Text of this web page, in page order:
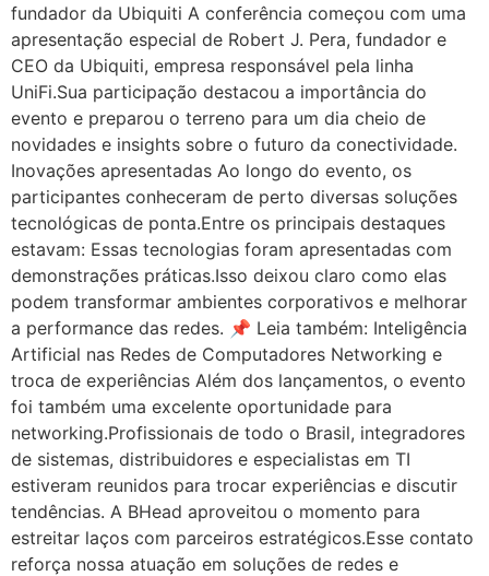
fundador da Ubiquiti A conferência começou com uma
apresentação especial de Robert J. Pera, fundador e
CEO da Ubiquiti, empresa responsável pela linha
UniFi.Sua participação destacou a importância do
evento e preparou o terreno para um dia cheio de
novidades e insights sobre o futuro da conectividade.
Inovações apresentadas Ao longo do evento, os
participantes conheceram de perto diversas soluções
tecnológicas de ponta.Entre os principais destaques
estavam: Essas tecnologias foram apresentadas com
demonstrações práticas.Isso deixou claro como elas
podem transformar ambientes corporativos e melhorar
a performance das redes. 📌 Leia também: Inteligência
Artificial nas Redes de Computadores Networking e
troca de experiências Além dos lançamentos, o evento
foi também uma excelente oportunidade para
networking.Profissionais de todo o Brasil, integradores
de sistemas, distribuidores e especialistas em TI
estiveram reunidos para trocar experiências e discutir
tendências. A BHead aproveitou o momento para
estreitar laços com parceiros estratégicos.Esse contato
reforça nossa atuação em soluções de redes e